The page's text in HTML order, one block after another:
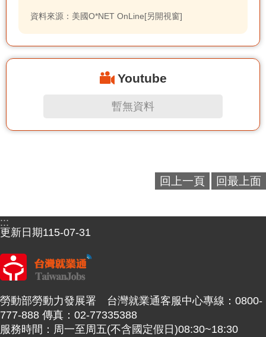
資料來源：美國O*NET OnLine[另開視窗]
Youtube
暫無資料
回上一頁 回最上面
:::
更新日期115-07-31
勞動部勞動力發展署 台灣就業通客服中心專線：0800-
777-888 傳真：02-77335388
服務時間：周一至周五(不含國定假日)08:30~18:30